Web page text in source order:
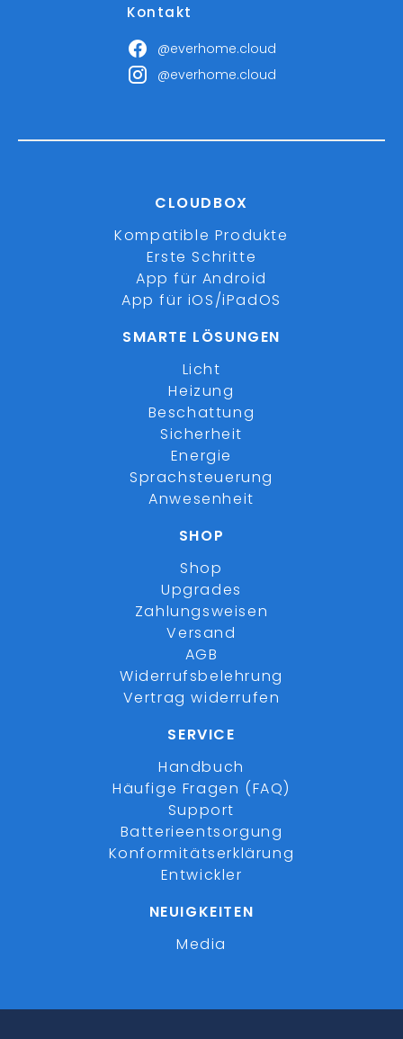
Kontakt
@everhome.cloud
@everhome.cloud
CLOUDBOX
Kompatible Produkte
Erste Schritte
App für Android
App für iOS/iPadOS
SMARTE LÖSUNGEN
Licht
Heizung
Beschattung
Sicherheit
Energie
Sprachsteuerung
Anwesenheit
SHOP
Shop
Upgrades
Zahlungsweisen
Versand
AGB
Widerrufsbelehrung
Vertrag widerrufen
SERVICE
Handbuch
Häufige Fragen (FAQ)
Support
Batterieentsorgung
Konformitätserklärung
Entwickler
NEUIGKEITEN
Media